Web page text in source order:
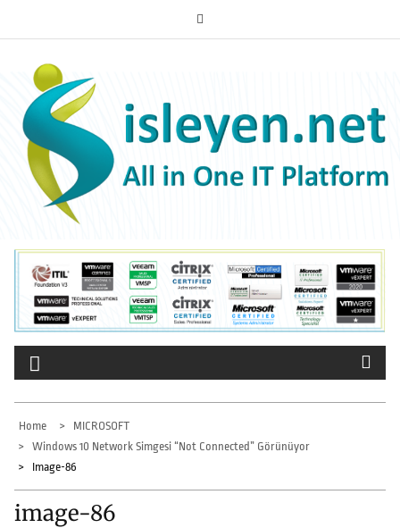
to
ISLEYEN.NET
All-in-One IT Platform
Home
MICROSOFT
Windows 10 Network Simgesi “Not Connected” Görünüyor
Image-86
image-86